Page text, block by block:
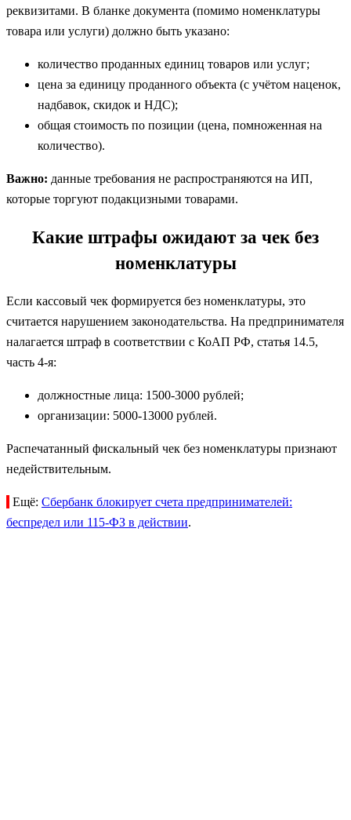
реквизитами. В бланке документа (помимо номенклатуры
товара или услуги) должно быть указано:
количество проданных единиц товаров или услуг;
цена за единицу проданного объекта (с учётом наценок,
надбавок, скидок и НДС);
общая стоимость по позиции (цена, помноженная на
количество).
Важно: данные требования не распространяются на ИП,
которые торгуют подакцизными товарами.
Какие штрафы ожидают за чек без
номенклатуры
Если кассовый чек формируется без номенклатуры, это
считается нарушением законодательства. На предпринимателя
налагается штраф в соответствии с КоАП РФ, статья 14.5,
часть 4-я:
должностные лица: 1500-3000 рублей;
организации: 5000-13000 рублей.
Распечатанный фискальный чек без номенклатуры признают
недействительным.
Ещё: Сбербанк блокирует счета предпринимателей:
беспредел или 115-ФЗ в действии.